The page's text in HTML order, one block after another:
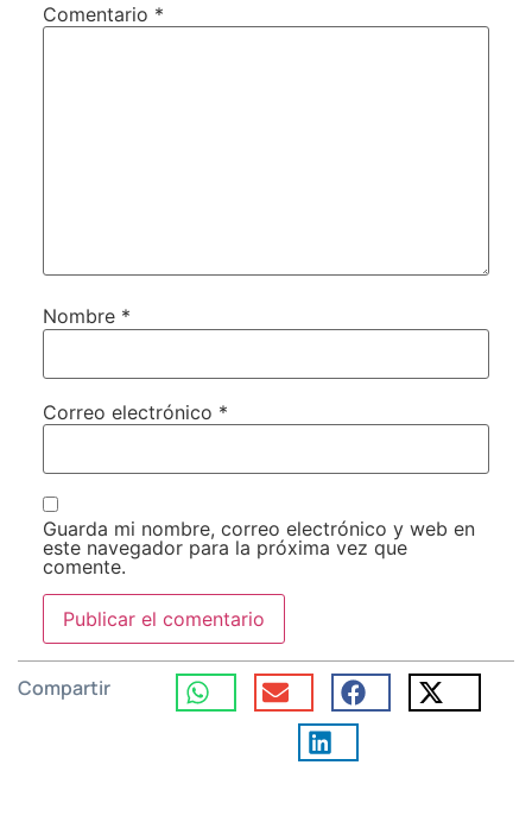
Comentario *
Nombre *
Correo electrónico *
Guarda mi nombre, correo electrónico y web en
este navegador para la próxima vez que
comente.
Compartir